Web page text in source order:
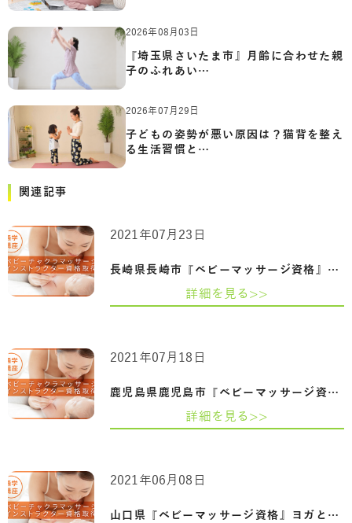
2026年08月03日
『埼玉県さいたま市』月齢に合わせた親
子のふれあい…
2026年07月29日
子どもの姿勢が悪い原因は？猫背を整え
る生活習慣と…
関連記事
長崎県長崎市『ベビーマッサージ資格』ヨ…
2021年07月23日
詳細を見る>>
鹿児島県鹿児島市『ベビーマッサージ資格…
2021年07月18日
詳細を見る>>
山口県『ベビーマッサージ資格』ヨガとベ…
2021年06月08日